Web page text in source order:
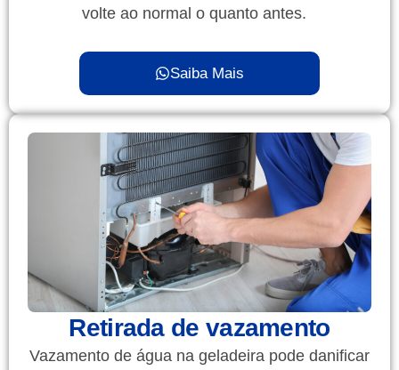
volte ao normal o quanto antes.
Saiba Mais
Retirada de vazamento
Vazamento de água na geladeira pode danificar